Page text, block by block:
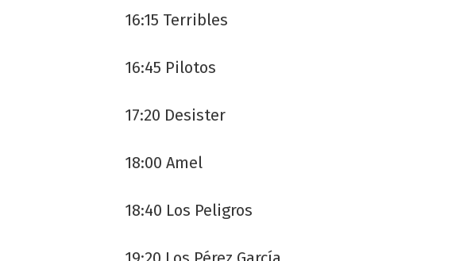
16:15 Terribles
16:45 Pilotos
17:20 Desister
18:00 Amel
18:40 Los Peligros